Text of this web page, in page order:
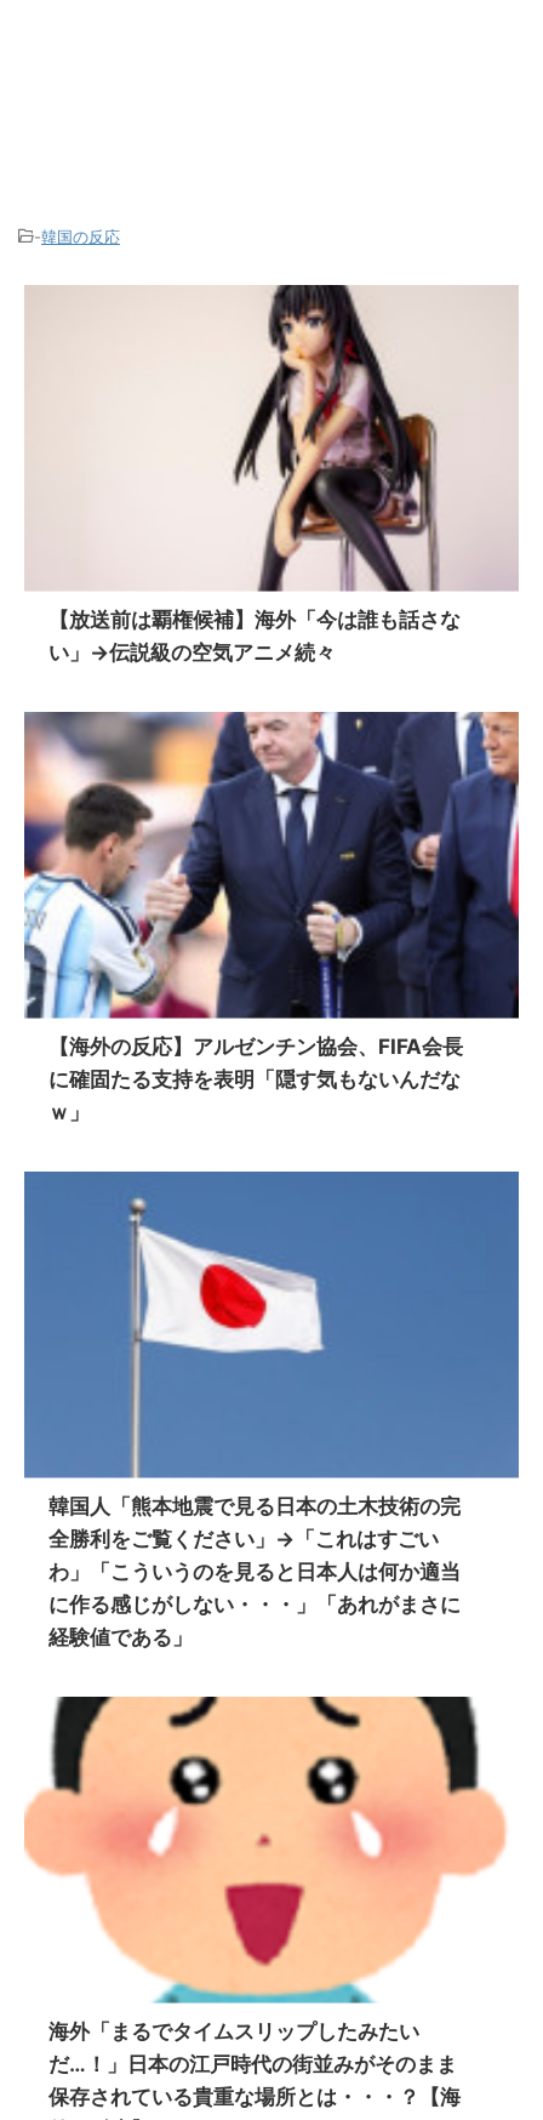
-韓国の反応
【放送前は覇権候補】海外「今は誰も話さな
い」→伝説級の空気アニメ続々
【海外の反応】アルゼンチン協会、FIFA会長
に確固たる支持を表明「隠す気もないんだな
ｗ」
韓国人「熊本地震で見る日本の土木技術の完
全勝利をご覧ください」→「これはすごい
わ」「こういうのを見ると日本人は何か適当
に作る感じがしない・・・」「あれがまさに
経験値である」
海外「まるでタイムスリップしたみたい
だ…！」日本の江戸時代の街並みがそのまま
保存されている貴重な場所とは・・・？【海